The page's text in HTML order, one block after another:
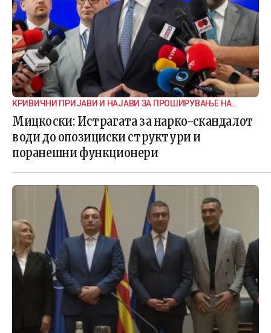
КРИВИЧНИ ПРИЈАВИ И НАЈАВИ ЗА ПРОШИРУВАЊЕ НА
ИСТРАГАТА
Мицкоски: Истрагата за нарко-скандалот
води до опозициски структури и
поранешни функционери